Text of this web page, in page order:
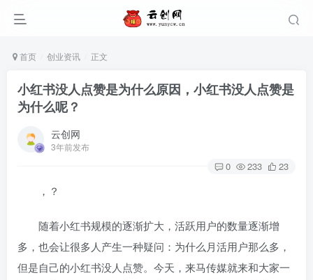
首页 创业资讯 正文
小红书没人点赞是为什么原因，小红书没人点赞是
为什么呢？
云创网
3年前发布
0 233 23
，？
随着小红书规模的逐渐扩大，活跃用户的数量逐渐增
多，也会让很多人产生一种疑问：为什么月活用户那么多，
但是自己的小红书没人点赞。今天，来马传媒就来和大家一